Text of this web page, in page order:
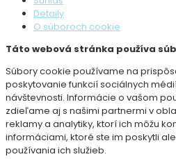
Detaily
O súboroch cookie
Táto webová stránka používa
Súbory cookie používame na
poskytovanie funkcií sociálnych
návštevnosti. Informácie o vašom
zdieľame aj s našimi partnermi v
reklamy a analytiky, ktorí ich môžu
informáciami, ktoré ste im poskytli
používania ich služieb.